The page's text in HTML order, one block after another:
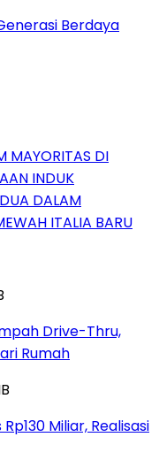
Berdaya
MAYORITAS DI
INDUK
DALAM
ITALIA BARU
Drive-Thru,
Rumah
Miliar, Realisasi